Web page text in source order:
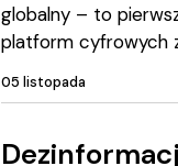
globalny – to
platform cyfrowych
05 listopada